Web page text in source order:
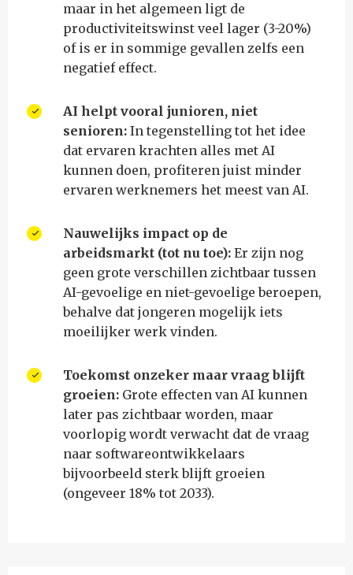
maar in het algemeen ligt de
productiviteitswinst veel lager (3-20%)
of is er in sommige gevallen zelfs een
negatief effect.
AI helpt vooral junioren, niet
senioren: In tegenstelling tot het idee
dat ervaren krachten alles met AI
kunnen doen, profiteren juist minder
ervaren werknemers het meest van AI.
Nauwelijks impact op de
arbeidsmarkt (tot nu toe): Er zijn nog
geen grote verschillen zichtbaar tussen
AI-gevoelige en niet-gevoelige beroepen,
behalve dat jongeren mogelijk iets
moeilijker werk vinden.
Toekomst onzeker maar vraag blijft
groeien: Grote effecten van AI kunnen
later pas zichtbaar worden, maar
voorlopig wordt verwacht dat de vraag
naar softwareontwikkelaars
bijvoorbeeld sterk blijft groeien
(ongeveer 18% tot 2033).